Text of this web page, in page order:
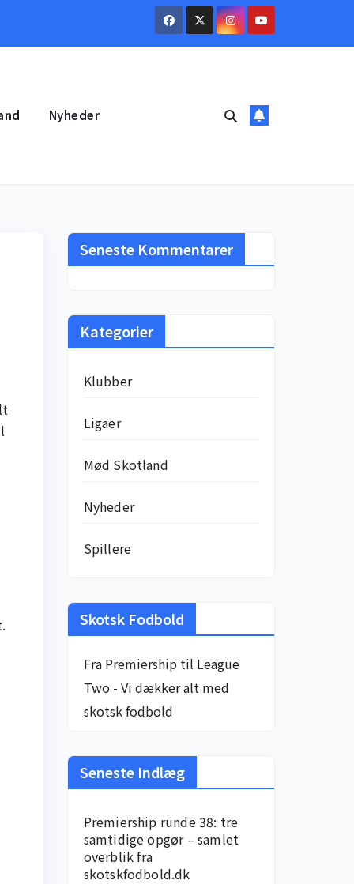
Nyheder
Seneste Kommentarer
Kategorier
Klubber
Ligaer
Mød Skotland
Nyheder
Spillere
Skotsk Fodbold
Fra Premiership til League
Two - Vi dækker alt med
skotsk fodbold
Seneste Indlæg
Premiership runde 38: tre
samtidige opgør – samlet
overblik fra
skotskfodbold.dk